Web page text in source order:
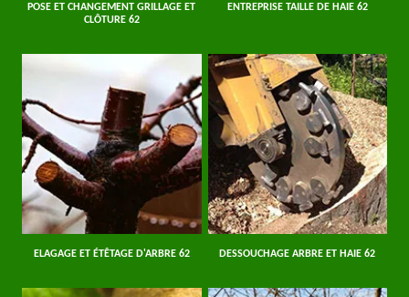
POSE ET CHANGEMENT GRILLAGE ET
CLÔTURE 62
ENTREPRISE TAILLE DE HAIE 62
ELAGAGE ET ÉTÊTAGE D'ARBRE 62 DESSOUCHAGE ARBRE ET HAIE 62